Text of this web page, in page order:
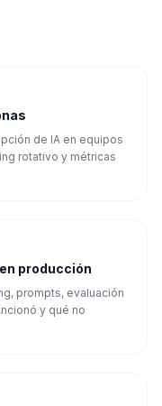
de IA en equipos
rotativo y métricas
producción
prompts, evaluación
y qué no